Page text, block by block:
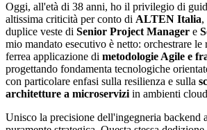
Oggi, all'età di 38 anni, ho il privilegio di
altissima criticità per conto di ALTEN Italia,
duplice veste di Senior Project Manager e
mio mandato esecutivo è netto: orchestrare le
ferrea applicazione di metodologie Agile e
progettando fondamenta tecnologiche
con particolare enfasi sulla resilienza e sulla
architetture a microservizi in ambienti
Unisco la precisione dell'ingegneria backend